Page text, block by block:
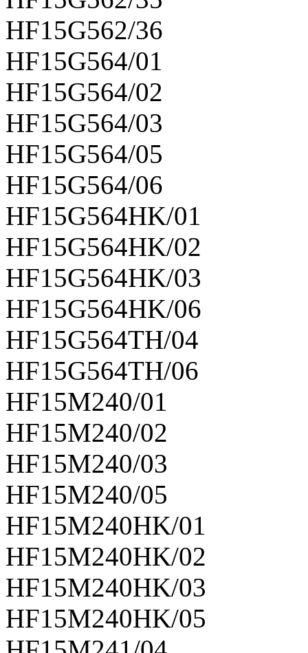
HF15G562/36
HF15G564/01
HF15G564/02
HF15G564/03
HF15G564/05
HF15G564/06
HF15G564HK/01
HF15G564HK/02
HF15G564HK/03
HF15G564HK/06
HF15G564TH/04
HF15G564TH/06
HF15M240/01
HF15M240/02
HF15M240/03
HF15M240/05
HF15M240HK/01
HF15M240HK/02
HF15M240HK/03
HF15M240HK/05